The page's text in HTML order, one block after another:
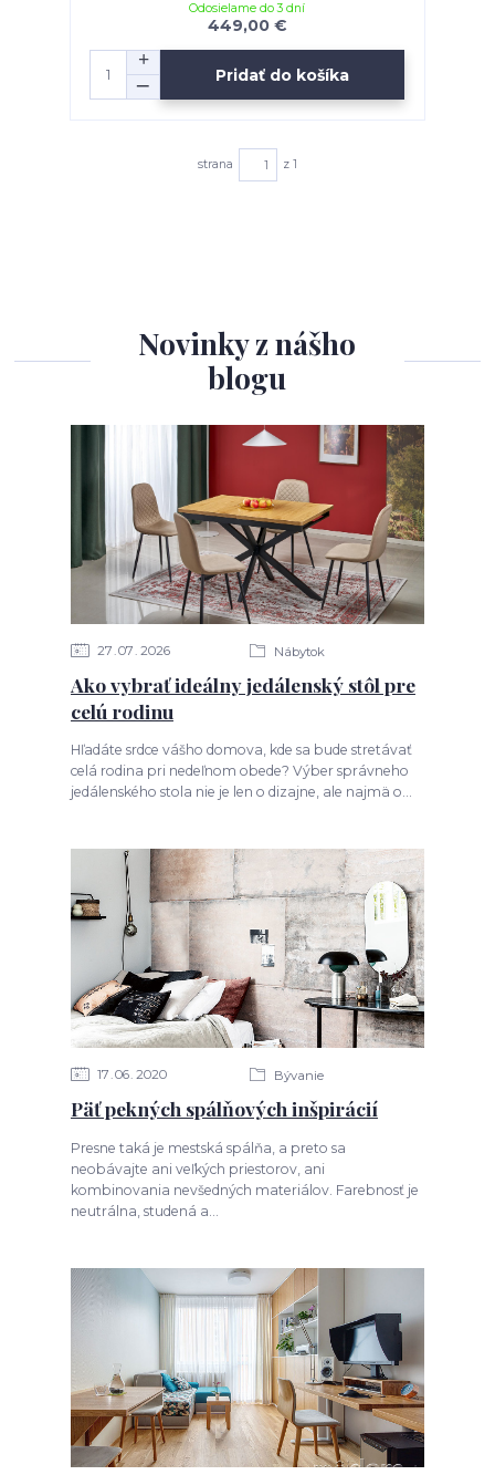
449,00 €
Odosielame do 3 dní
Pridať do košíka
strana z 1
Novinky z nášho
blogu
27 07 2026 Nábytok
Ako vybrať ideálny jedálenský stôl pre
celú rodinu
Hľadáte srdce vášho domova, kde sa bude stretávať
celá rodina pri nedeľnom obede? Výber správneho
jedálenského stola nie je len o dizajne, ale najmä o...
17 06 2020 Bývanie
Päť pekných spálňových inšpirácií
Presne taká je mestská spálňa, a preto sa
neobávajte ani veľkých priestorov, ani
kombinovania nevšedných materiálov. Farebnosť je
neutrálna, studená a...